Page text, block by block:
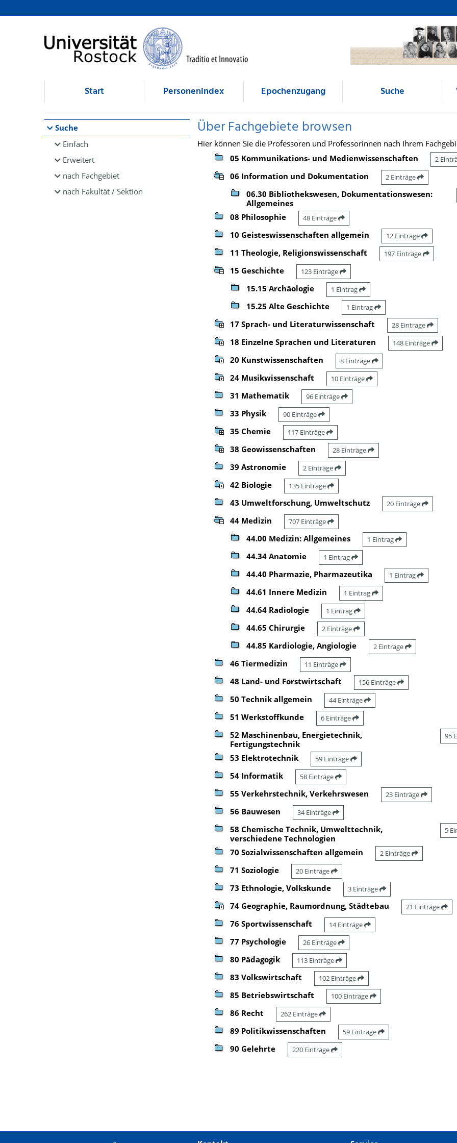
Browsen
direkt zum Inhalt
Start Personenindex Epochenzugang Suche
Suche
Einfach
Erweitert
nach Fachgebiet
nach Fakultät / Sektion
Über Fachgebiete browsen
Hier können Sie die Professoren und Professorinnen nach Ihrem
05 Kommunikations- und Medienwissenschaften
2
06 Information und Dokumentation 2 Einträge
06.30 Bibliothekswesen, Dokumentationswesen:
Allgemeines
08 Philosophie 48 Einträge
10 Geisteswissenschaften allgemein 12 Einträge
11 Theologie, Religionswissenschaft 197 Einträge
15 Geschichte 123 Einträge
15.15 Archäologie 1 Eintrag
15.25 Alte Geschichte 1 Eintrag
17 Sprach- und Literaturwissenschaft 28 Einträge
18 Einzelne Sprachen und Literaturen 148 Einträge
20 Kunstwissenschaften 8 Einträge
24 Musikwissenschaft 10 Einträge
31 Mathematik 96 Einträge
33 Physik 90 Einträge
35 Chemie 117 Einträge
38 Geowissenschaften 28 Einträge
39 Astronomie 2 Einträge
42 Biologie 135 Einträge
43 Umweltforschung, Umweltschutz 20 Einträge
44 Medizin 707 Einträge
44.00 Medizin: Allgemeines 1 Eintrag
44.34 Anatomie 1 Eintrag
44.40 Pharmazie, Pharmazeutika 1 Eintrag
44.61 Innere Medizin 1 Eintrag
44.64 Radiologie 1 Eintrag
44.65 Chirurgie 2 Einträge
44.85 Kardiologie, Angiologie 2 Einträge
46 Tiermedizin 11 Einträge
48 Land- und Forstwirtschaft 156 Einträge
50 Technik allgemein 44 Einträge
51 Werkstoffkunde 6 Einträge
52 Maschinenbau, Energietechnik,
Fertigungstechnik
95
53 Elektrotechnik 59 Einträge
54 Informatik 58 Einträge
55 Verkehrstechnik, Verkehrswesen 23 Einträge
56 Bauwesen 34 Einträge
58 Chemische Technik, Umwelttechnik,
verschiedene Technologien
5
70 Sozialwissenschaften allgemein 2 Einträge
71 Soziologie 20 Einträge
73 Ethnologie, Volkskunde 3 Einträge
74 Geographie, Raumordnung, Städtebau 21 Einträge
76 Sportwissenschaft 14 Einträge
77 Psychologie 26 Einträge
80 Pädagogik 113 Einträge
83 Volkswirtschaft 102 Einträge
85 Betriebswirtschaft 100 Einträge
86 Recht 262 Einträge
89 Politikwissenschaften 59 Einträge
90 Gelehrte 220 Einträge